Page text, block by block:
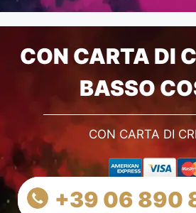
CON CARTA DI
BASSO
CON CARTA DI
+39 06 890